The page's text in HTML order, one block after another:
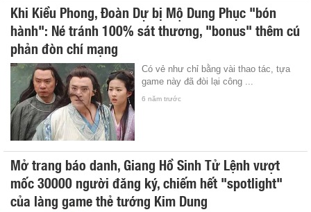
Khi Kiều Phong, Đoàn Dự bị Mộ Dung Phục "bón
hành": Né tránh 100% sát thương, "bonus" thêm cú
phản đòn chí mạng
Có vẻ như chỉ bằng vài thao tác, tựa
game này đã đòi lại công ...
6 năm trước
Mở trang báo danh, Giang Hồ Sinh Tử Lệnh vượt
mốc 30000 người đăng ký, chiếm hết "spotlight"
của làng game thẻ tướng Kim Dung